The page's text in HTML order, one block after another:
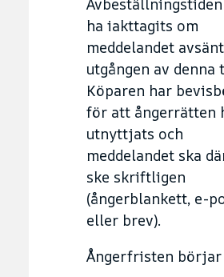
ha iakttagits om
meddelandet
utgången av denna
Köparen har
för att ångerrätten
utnyttjats och
meddelandet ska
ske skriftligen
(ångerblankett, e-
eller brev).
Ångerfristen börjar